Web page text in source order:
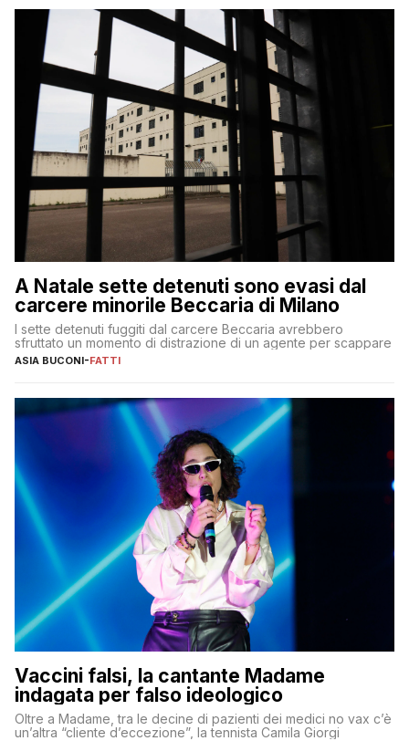
A Natale sette detenuti sono evasi dal
carcere minorile Beccaria di Milano
I sette detenuti fuggiti dal carcere Beccaria avrebbero
sfruttato un momento di distrazione di un agente per scappare
ASIA BUCONI-FATTI
Vaccini falsi, la cantante Madame
indagata per falso ideologico
Oltre a Madame, tra le decine di pazienti dei medici no vax c’è
un’altra “cliente d’eccezione”, la tennista Camila Giorgi